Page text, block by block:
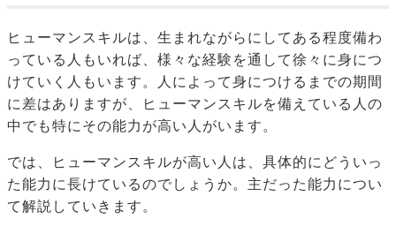
ヒューマンスキルは、生まれながらにしてある程度備わ
っている人もいれば、様々な経験を通して徐々に身につ
けていく人もいます。人によって身につけるまでの期間
に差はありますが、ヒューマンスキルを備えている人の
中でも特にその能力が高い人がいます。
では、ヒューマンスキルが高い人は、具体的にどういっ
た能力に長けているのでしょうか。主だった能力につい
て解説していきます。